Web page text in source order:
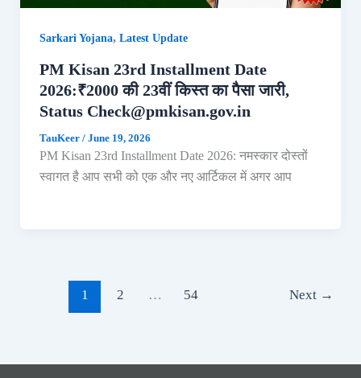
Sarkari Yojana, Latest Update
PM Kisan 23rd Installment Date
2026:₹2000 की 23वीं किस्त का पैसा जारी,
Status Check@pmkisan.gov.in
TauKeer / June 19, 2026
PM Kisan 23rd Installment Date 2026: नमस्कार दोस्तों
स्वागत है आप सभी को एक और नए आर्टिकल में अगर आप
1 2 … 54 Next →